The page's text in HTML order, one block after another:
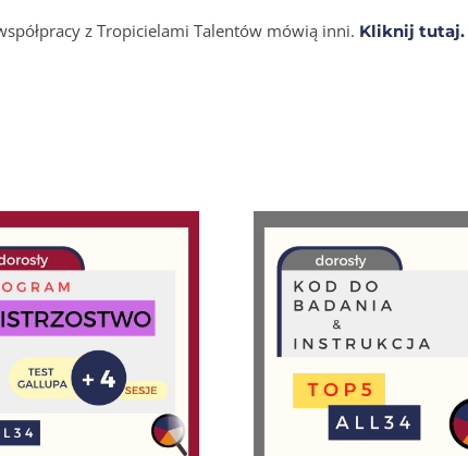
z Tropicielami Talentów mówią inni. Kliknij tutaj.